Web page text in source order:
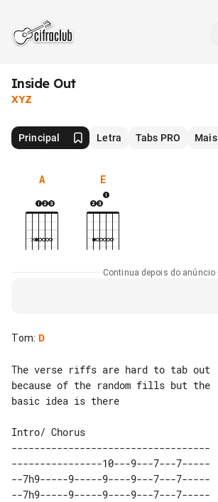
Inside Out
XYZ
Principal Letra Tabs PRO Mais
A E
Continua depois do anúncio
Tom: D
The verse riffs are hard to tab out
because of the random fills but the
basic idea is there
Intro/ Chorus
-----------------------------------
----------------10---9---7---7-----
--7h9-----9-----9----9---7---7-----
--7h9-----9-----9----9---7---7-----